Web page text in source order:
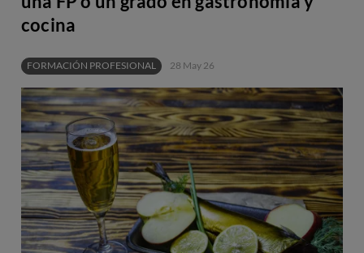
cocina
FORMACIÓN PROFESIONAL 28 May 26